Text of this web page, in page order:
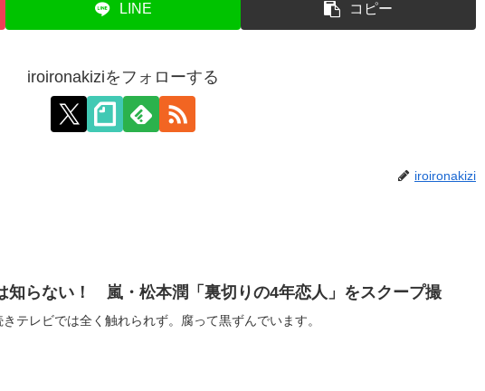
LINE コピー
iroironakiziをフォローする
iroironakizi
知らない！ 嵐・松本潤「裏切りの4年恋人」をスクープ撮
きテレビでは全く触れられず。腐って黒ずんでいます。